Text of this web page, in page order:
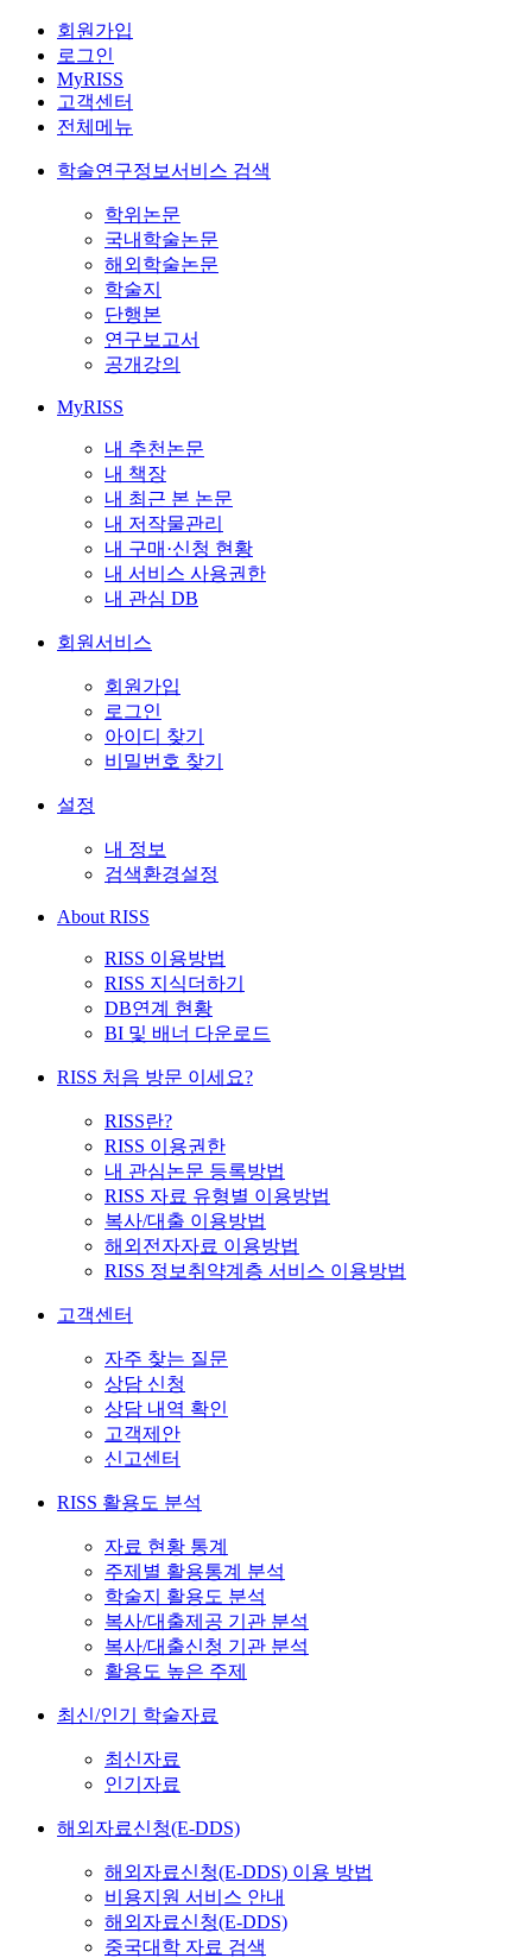
회원가입
로그인
MyRISS
고객센터
전체메뉴
학술연구정보서비스 검색
학위논문
국내학술논문
해외학술논문
학술지
단행본
연구보고서
공개강의
MyRISS
내 추천논문
내 책장
내 최근 본 논문
내 저작물관리
내 구매·신청 현황
내 서비스 사용권한
내 관심 DB
회원서비스
회원가입
로그인
아이디 찾기
비밀번호 찾기
설정
내 정보
검색환경설정
About RISS
RISS 이용방법
RISS 지식더하기
DB연계 현황
BI 및 배너 다운로드
RISS 처음 방문 이세요?
RISS란?
RISS 이용권한
내 관심논문 등록방법
RISS 자료 유형별 이용방법
복사/대출 이용방법
해외전자자료 이용방법
RISS 정보취약계층 서비스 이용방법
고객센터
자주 찾는 질문
상담 신청
상담 내역 확인
고객제안
신고센터
RISS 활용도 분석
자료 현황 통계
주제별 활용통계 분석
학술지 활용도 분석
복사/대출제공 기관 분석
복사/대출신청 기관 분석
활용도 높은 주제
최신/인기 학술자료
최신자료
인기자료
해외자료신청(E-DDS)
해외자료신청(E-DDS) 이용 방법
비용지원 서비스 안내
해외자료신청(E-DDS)
중국대학 자료 검색